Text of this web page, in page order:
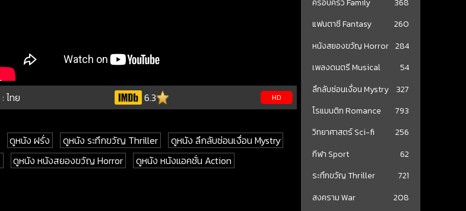
ไทย 6.3 HD
ดูหนัง ฝรั่ง ดูหนัง ระทึกขวัญ Thriller
ดูหนัง ลึกลับซ่อนเงื่อน Mystry
ดูหนัง หนังสยองขวัญ Horror
ดูหนัง หนังแอคชั่น Action
ครอบครัว Family
368
แฟนตาซี Fantasy
260
หนังสยองขวัญ Horror 284
เพลงดนตรี Musical
54
ลึกลับซ่อนเงื่อน Mystry
327
โรแมนติก Romance
793
วิทยาศาสตร์ Sci-fi
256
กีฬา Sport
62
ระทึกขวัญ Thriller
721
สงคราม War
208